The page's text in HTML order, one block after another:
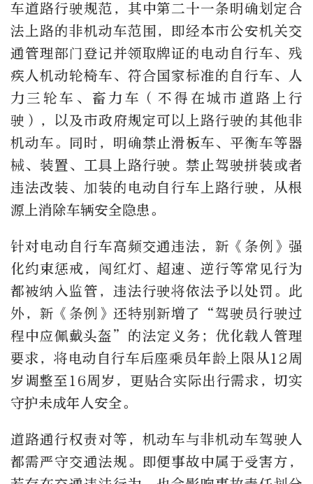
车道路行驶规范，其中第二十一条明确划定合
法上路的非机动车范围，即经本市公安机关交
通管理部门登记并领取牌证的电动自行车、残
疾人机动轮椅车、符合国家标准的自行车、人
力三轮车、畜力车（不得在城市道路上行
驶），以及市政府规定可以上路行驶的其他非
机动车。同时，明确禁止滑板车、平衡车等器
械、装置、工具上路行驶。禁止驾驶拼装或者
违法改装、加装的电动自行车上路行驶，从根
源上消除车辆安全隐患。
针对电动自行车高频交通违法，新《条例》强
化约束惩戒，闯红灯、超速、逆行等常见行为
都被纳入监管，违法行驶将依法予以处罚。此
外，新《条例》还特别新增了“驾驶员行驶过
程中应佩戴头盔”的法定义务；优化载人管理
要求，将电动自行车后座乘员年龄上限从12周
岁调整至16周岁，更贴合实际出行需求，切实
守护未成年人安全。
道路通行权责对等，机动车与非机动车驾驶人
都需严守交通法规。即便事故中属于受害方，